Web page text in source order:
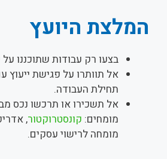
המלצת היועץ
בצעו רק עבודות שתוכננו
אל תוותרו על פגישת
תחילת העבודה.
אל תשכירו או תרכשו נכס
מומחים: קונסטרוקטור,
מומחה לרישוי עסקים.